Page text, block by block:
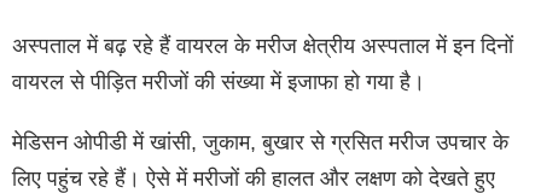
अस्पताल में बढ़ रहे हैं वायरल के मरीज क्षेत्रीय अस्पताल में इन दिनों
वायरल से पीड़ित मरीजों की संख्या में इजाफा हो गया है।
मेडिसन ओपीडी में खांसी, जुकाम, बुखार से ग्रसित मरीज उपचार के
लिए पहुंच रहे हैं। ऐसे में मरीजों की हालत और लक्षण को देखते हुए